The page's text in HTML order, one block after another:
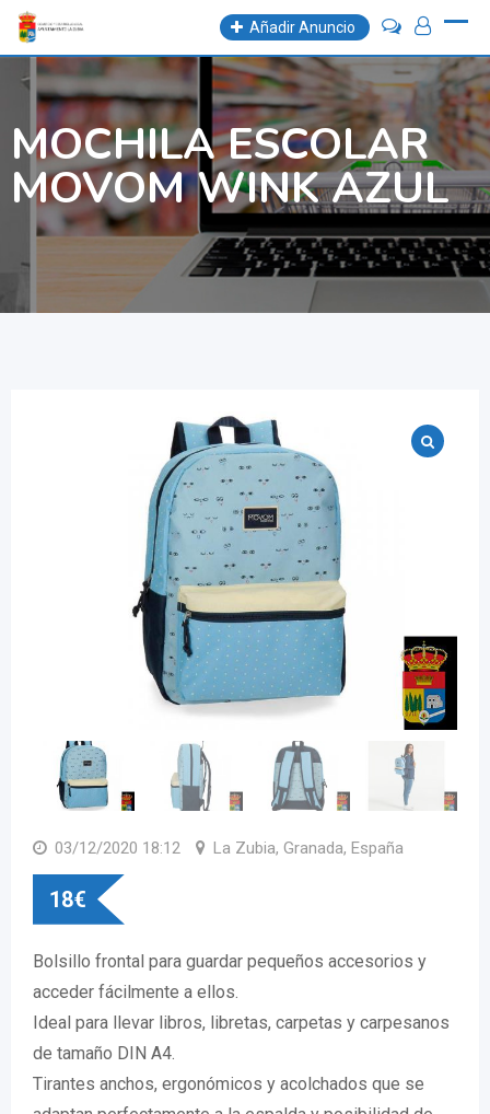
Skip
content
Añadir Anuncio
MOCHILA ESCOLAR
MOVOM WINK AZUL
03/12/2020 18:12 La Zubia, Granada, España
18€
Bolsillo frontal para guardar pequeños accesorios y
acceder fácilmente a ellos.
Ideal para llevar libros, libretas, carpetas y carpesanos
de tamaño DIN A4.
Tirantes anchos, ergonómicos y acolchados que se